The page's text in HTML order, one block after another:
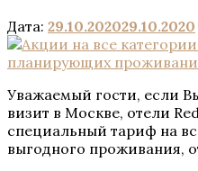
Дата: 29.10.202029.10.2020
Уважаемый гости, если
визит в Москве, отели
специальный тариф на
выгодного проживания,